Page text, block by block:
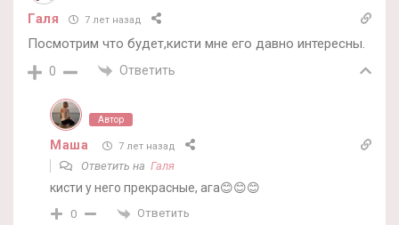
Галя 7 лет назад
Посмотрим что будет,кисти мне его давно интересны.
0 Ответить
Автор
Маша 7 лет назад
Ответить на Галя
кисти у него прекрасные, ага😊😊😊
0 Ответить